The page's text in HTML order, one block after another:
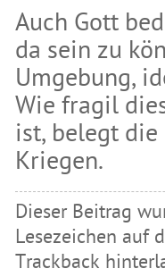
Auch Gott
da sein zu
Umgebung,
Wie fragil
ist, belegt
Kriegen.
Dieser Beitrag
Lesezeichen auf
Trackback